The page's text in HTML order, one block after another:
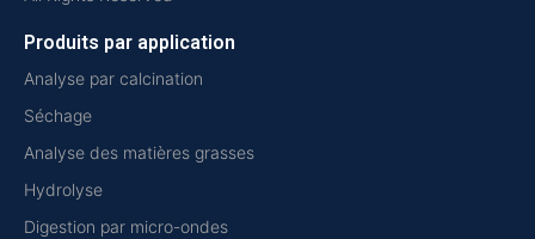
Produits par application
Analyse par calcination
Séchage
Analyse des matières grasses
Hydrolyse
Digestion par micro-ondes